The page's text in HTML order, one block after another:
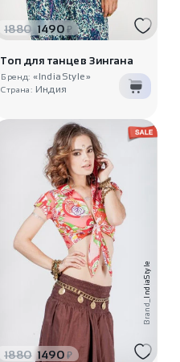
1880 1490 ₽
Топ для танцев Зингана
Бренд: «IndiaStyle»
Страна: Индия
Brand_
IndiaStyle
1880 1490 ₽